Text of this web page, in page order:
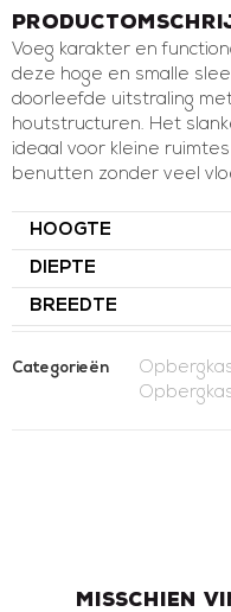
Voeg karakter en
deze hoge en smalle
doorleefde uitstraling
houtstructuren. Het
ideaal voor kleine
benutten zonder veel
HOOGTE
DIEPTE
BREEDTE
Categorieën
Misschien